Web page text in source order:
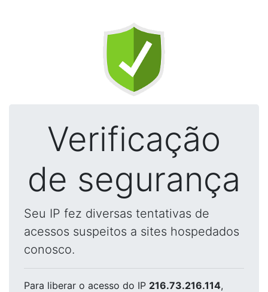
Verificação
de segurança
Seu IP fez diversas tentativas de
acessos suspeitos a sites hospedados
conosco.
Para liberar o acesso do IP 216.73.216.114,